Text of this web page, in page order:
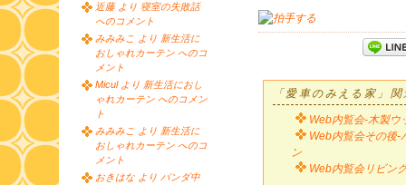
「愛車のみえる家」
Web内覧会-木製ウ
Web内覧会その後-
ン
Web内覧会リビン
近藤 より 寝室の失敗話
へのコメント
みみみこ より 新生活に
おしゃれカーテン へのコ
メント
Micul より 新生活におし
ゃれカーテン へのコメン
ト
みみみこ より 新生活に
おしゃれカーテン へのコ
メント
おきはな より パンダ中